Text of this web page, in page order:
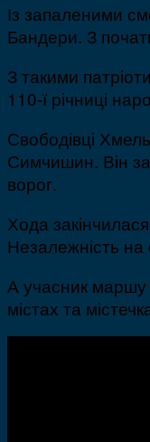
Із запаленими
Бандери. З
З такими
110-ї річниці
Свободівці
Симчишин. Він
ворог.
Хода
Незалежність на
А учасник маршу
містах та